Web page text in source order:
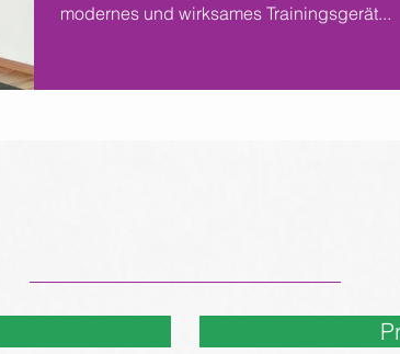
modernes und wirksames Trainingsgerät...